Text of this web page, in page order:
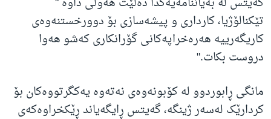
تێکنالۆژیا، کارداری و پیشەسازی بۆ دوورخستنەوەی
کاریگەرییە هەرەخراپەکانی گۆرانکاری کەشو هەوا
دروست بکات."
مانگی ڕابوردوو لە کۆبونەوەی نەتەوە یەکگرتووەکان بۆ
کردارێک لەسەر ژینگە، گەیتس ڕایگەیاند ڕێکخراوەکەی